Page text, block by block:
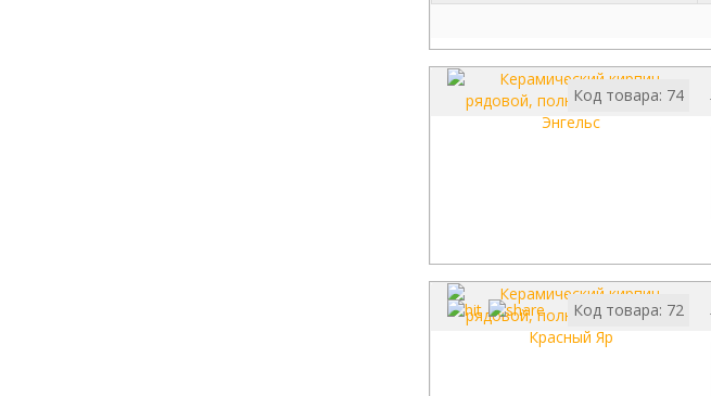
Код товара: 74
Код товара: 72